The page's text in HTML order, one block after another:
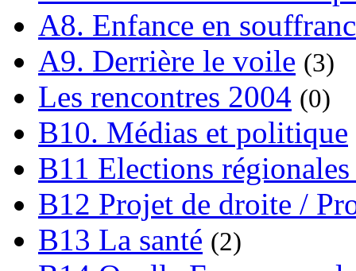
A8. Enfance en
A9. Derrière le voile (3)
Les rencontres 2004 (0)
B10. Médias et politique
B11 Elections régionales
B12 Projet de droite /
B13 La santé (2)